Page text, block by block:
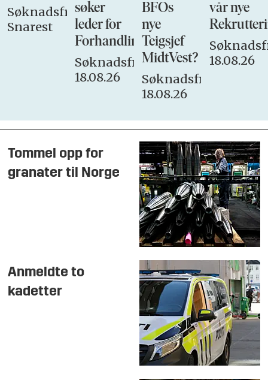
Søknadsfrist:
Snarest
søker
leder for
Forhandlingsutvalget
Søknadsfrist:
18.08.26
BFOs
nye
Teigsjef
MidtVest?
Søknadsfrist:
18.08.26
vår nye
18.08.26
Tommel opp for
granater til Norge
Anmeldte to
kadetter